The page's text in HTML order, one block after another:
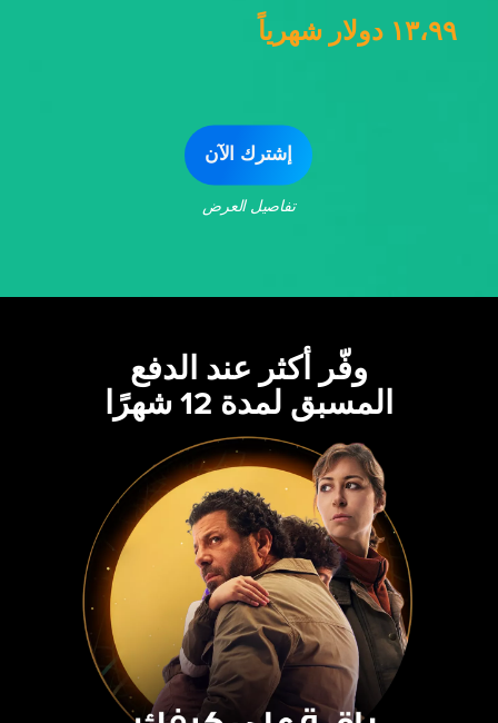
١٣،٩٩ دولار شهرياً
إشترك الآن
تفاصيل العرض
وفّر أكثر عند الدفع
المسبق لمدة 12 شهرًا